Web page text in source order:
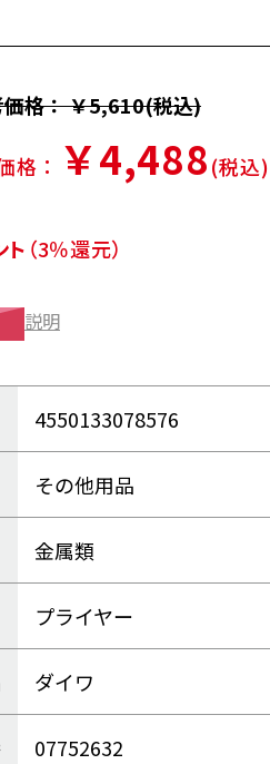
格： ￥5,610(税込)
格： ￥4,488(税込)
（3％還元）
説明
4550133078576
その他用品
金属類
プライヤー
ダイワ
07752632